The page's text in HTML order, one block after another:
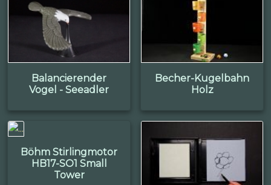
Balancierender
Vogel - Seeadler
Becher-Kugelbahn
Holz
Böhm Stirlingmotor
HB17-SO1 Small
Tower